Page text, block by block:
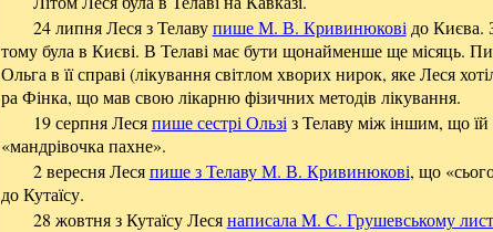
24 липня Леся з Телавупише М. В. Кривинюкові до Києва.
тому була в Києві. В Телаві має бути щонайменше ще місяць.
Ольга в її справі (лікування світлом хворих нирок, яке Леся
ра Фінка, що мав свою лікарню фізичних методів лікування.
19 серпня Лесяпише сестрі Ользі з Телаву між іншим, що
«мандрівочка пахне».
2 вересня Лесяпише з Телаву М. В. Кривинюкові, що
до Кутаїсу.
28 жовтня з Кутаїсу Лесянаписала M. C. Грушевському